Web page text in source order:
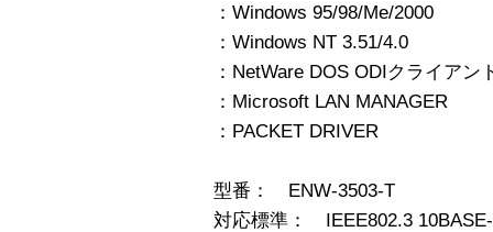
：Windows 95/98/Me/2000
：Windows NT 3.51/4.0
：NetWare DOS ODIクライアン
：Microsoft LAN MANAGER
：PACKET DRIVER
型番： ENW-3503-T
対応標準： IEEE802.3